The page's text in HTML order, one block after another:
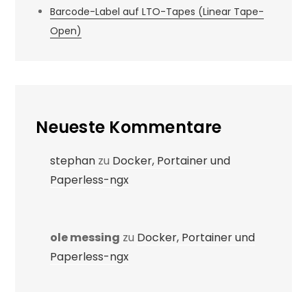
Barcode-Label auf LTO-Tapes (Linear Tape-
Open)
Neueste Kommentare
stephan zu Docker, Portainer und
Paperless-ngx
ole messing zu Docker, Portainer und
Paperless-ngx